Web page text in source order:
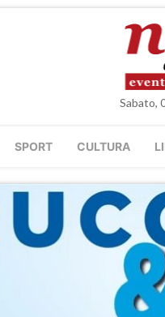
Sabato,
SPORT CULTURA